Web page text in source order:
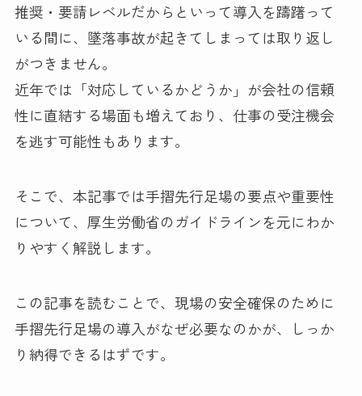
推奨・要請レベルだからといって導入を躊躇って
いる間に、墜落事故が起きてしまっては取り返し
がつきません。
近年では「対応しているかどうか」が会社の信頼
性に直結する場面も増えており、仕事の受注機会
を逃す可能性もあります。
そこで、本記事では手摺先行足場の要点や重要性
について、厚生労働省のガイドラインを元にわか
りやすく解説します。
この記事を読むことで、現場の安全確保のために
手摺先行足場の導入がなぜ必要なのかが、しっか
り納得できるはずです。